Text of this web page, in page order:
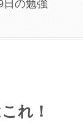
日の勉強
れ！